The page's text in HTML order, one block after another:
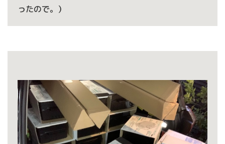
ったので。）